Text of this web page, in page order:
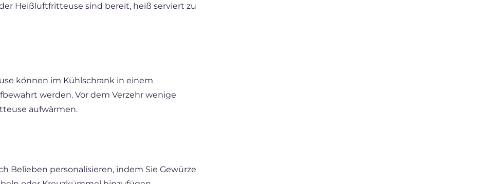
Heißluftfritteuse sind bereit, heiß serviert zu
können im Kühlschrank in einem
werden. Vor dem Verzehr wenige
aufwärmen.
Belieben personalisieren, indem Sie Gewürze